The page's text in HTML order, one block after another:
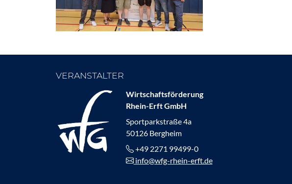
VERANSTALTER
Wirtschaftsförderung
Rhein-Erft GmbH
Sportparkstraße 4a
50126 Bergheim
+49 2271 99499-0
info@wfg-rhein-erft.de